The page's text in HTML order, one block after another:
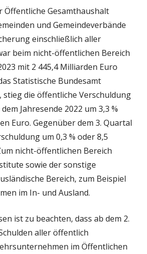
Öffentliche Gesamthaushalt
und Gemeindeverbände
einschließlich aller
beim nicht-öffentlichen Bereich
mit 2 445,4 Milliarden Euro
Statistische Bundesamt
die öffentliche Verschuldung
Jahresende 2022 um 3,3 %
Euro. Gegenüber dem 3. Quartal
um 0,3 % oder 8,5
nicht-öffentlichen Bereich
sowie der sonstige
Bereich, zum Beispiel
im In- und Ausland.
ist zu beachten, dass ab dem 2.
aller öffentlich
im Öffentlichen